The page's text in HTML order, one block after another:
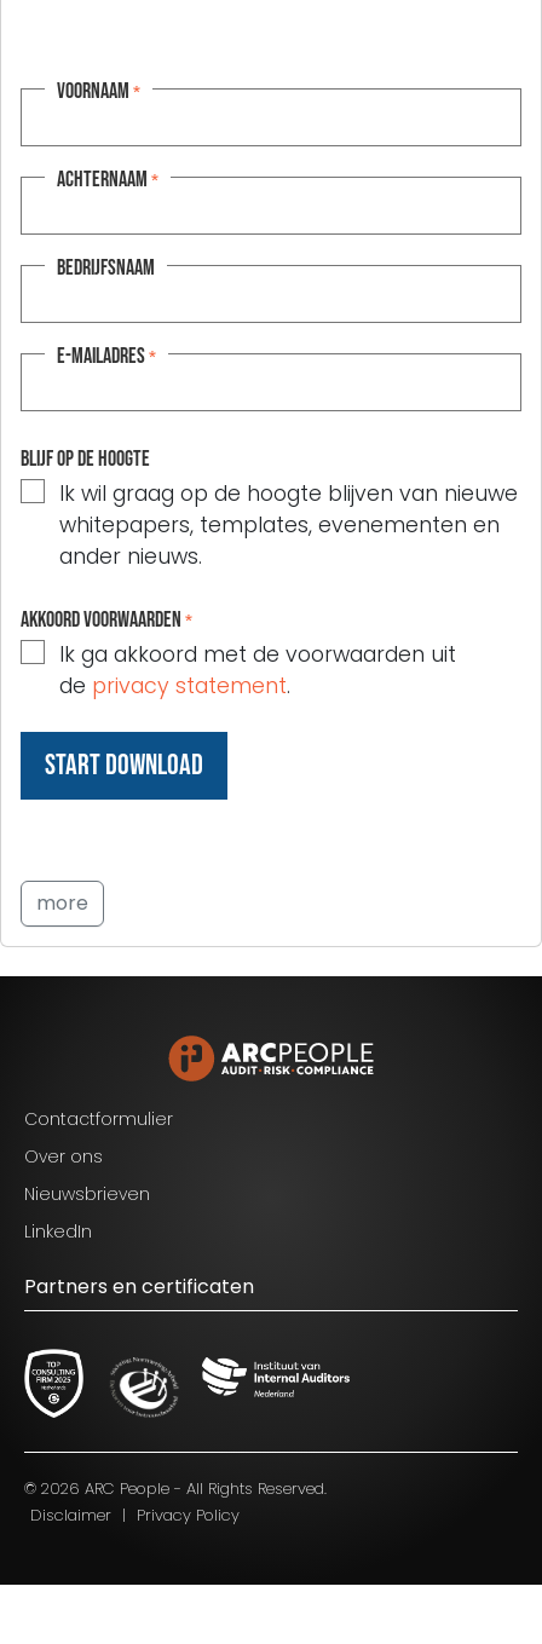
Voornaam *
Achternaam *
Bedrijfsnaam
E-mailadres*
Blijf op de hoogte
Ik wil graag op de hoogte blijven van nieuwe
whitepapers, templates, evenementen en
ander nieuws.
Akkoord voorwaarden *
Ik ga akkoord met de voorwaarden uit
de privacy statement.
more
Contactformulier
Over ons
Nieuwsbrieven
LinkedIn
Partners en certificaten
© 2026 ARC People - All Rights Reserved.
Disclaimer | Privacy Policy